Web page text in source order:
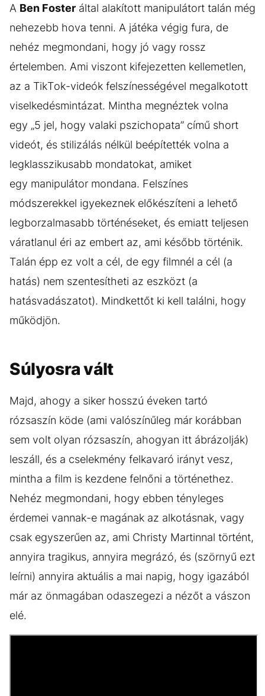
A Ben Foster által alakított manipulátort talán még
nehezebb hova tenni. A játéka végig fura, de
nehéz megmondani, hogy jó vagy rossz
értelemben. Ami viszont kifejezetten kellemetlen,
az a TikTok-videók felszínességével megalkotott
viselkedésmintázat. Mintha megnéztek volna
egy „5 jel, hogy valaki pszichopata” című short
videót, és stilizálás nélkül beépítették volna a
legklasszikusabb mondatokat, amiket
egy manipulátor mondana. Felszínes
módszerekkel igyekeznek előkészíteni a lehető
legborzalmasabb történéseket, és emiatt teljesen
váratlanul éri az embert az, ami később történik.
Talán épp ez volt a cél, de egy filmnél a cél (a
hatás) nem szentesítheti az eszközt (a
hatásvadászatot). Mindkettőt ki kell találni, hogy
működjön.
Súlyosra vált
Majd, ahogy a siker hosszú éveken tartó
rózsaszín köde (ami valószínűleg már korábban
sem volt olyan rózsaszín, ahogyan itt ábrázolják)
leszáll, és a cselekmény felkavaró irányt vesz,
mintha a film is kezdene felnőni a történethez.
Nehéz megmondani, hogy ebben tényleges
érdemei vannak-e magának az alkotásnak, vagy
csak egyszerűen az, ami Christy Martinnal történt,
annyira tragikus, annyira megrázó, és (szörnyű ezt
leírni) annyira aktuális a mai napig, hogy igazából
már az önmagában odaszegezi a nézőt a vászon
elé.